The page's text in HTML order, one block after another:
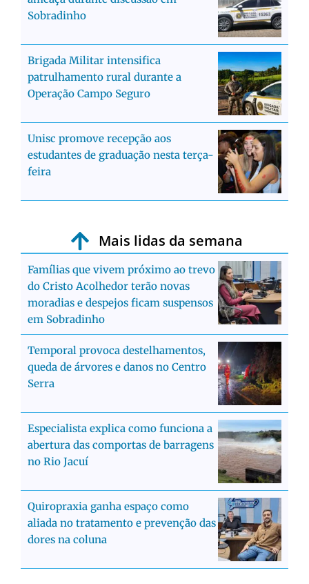
Sobradinho
Brigada Militar intensifica
patrulhamento rural durante a
Operação Campo Seguro
Unisc promove recepção aos
estudantes de graduação nesta terça-
feira
Mais lidas da semana
Famílias que vivem próximo ao trevo
do Cristo Acolhedor terão novas
moradias e despejos ficam suspensos
em Sobradinho
Temporal provoca destelhamentos,
queda de árvores e danos no Centro
Serra
Especialista explica como funciona a
abertura das comportas de barragens
no Rio Jacuí
Quiropraxia ganha espaço como
aliada no tratamento e prevenção das
dores na coluna